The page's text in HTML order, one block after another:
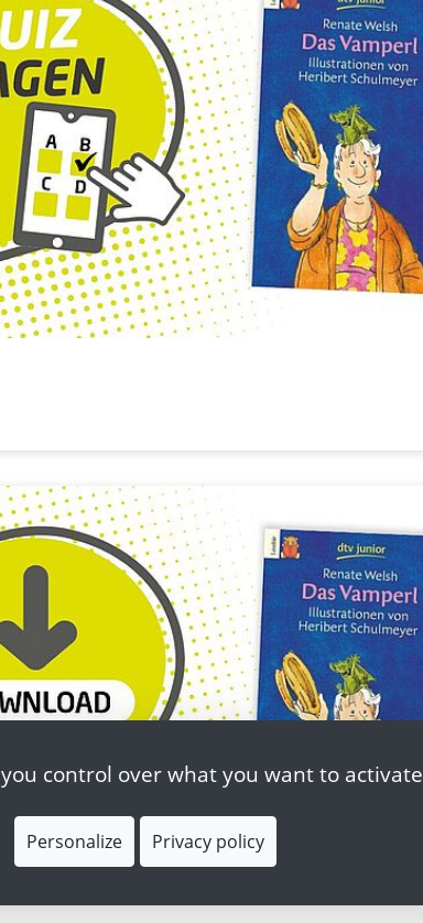
control over what you want to activate
Personalize Privacy policy